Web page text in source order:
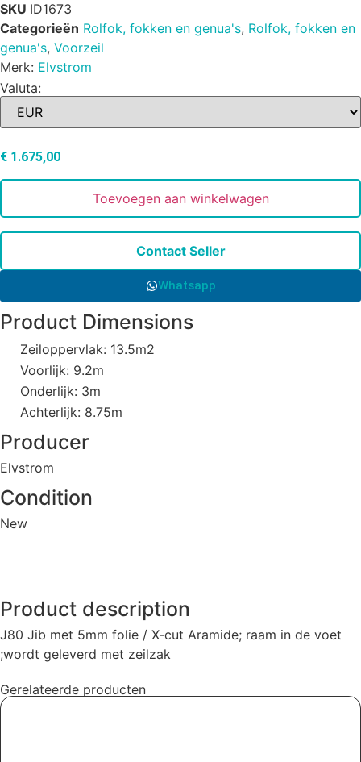
SKU ID1673
Categorieën Rolfok, fokken en genua's, Rolfok, fokken en
genua's, Voorzeil
Merk: Elvstrom
Valuta:
€ 1.675,00
Toevoegen aan winkelwagen
Contact Seller
Whatsapp
Product Dimensions
Zeiloppervlak: 13.5m2
Voorlijk: 9.2m
Onderlijk: 3m
Achterlijk: 8.75m
Producer
Elvstrom
Condition
New
Product description
J80 Jib met 5mm folie / X-cut Aramide; raam in de voet
;wordt geleverd met zeilzak
Gerelateerde producten